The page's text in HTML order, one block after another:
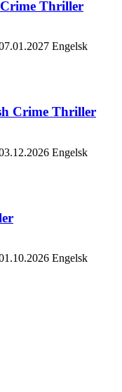
Thriller
Engelsk
Crime Thriller
Engelsk
Engelsk